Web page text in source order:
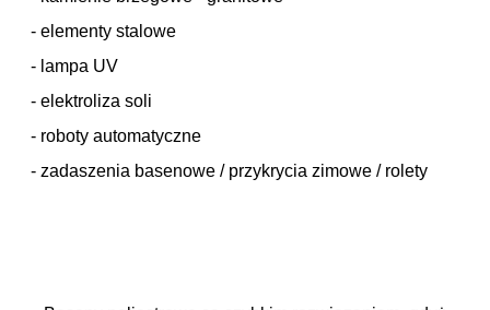
- elementy stalowe
- lampa UV
- elektroliza soli
- roboty automatyczne
- zadaszenia basenowe / przykrycia zimowe / rolety